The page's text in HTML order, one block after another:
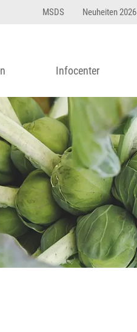
MSDS Neuheiten 2026
Infocenter